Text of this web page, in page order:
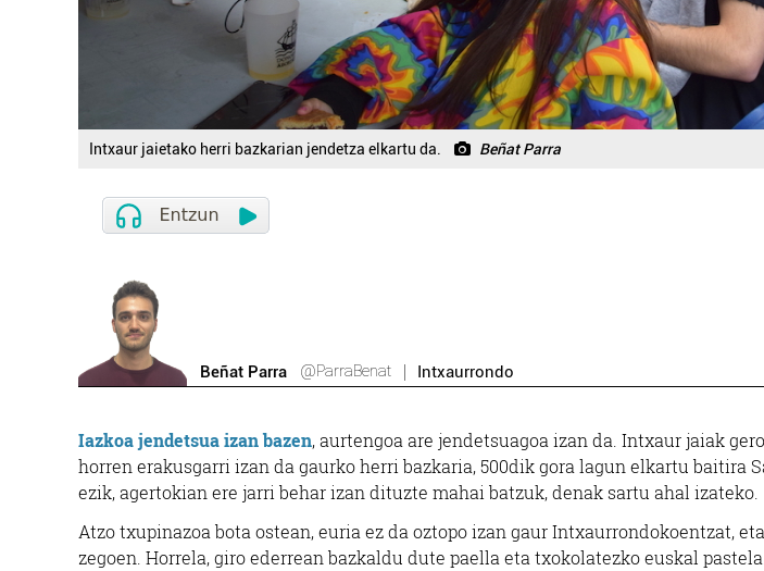
Intxaur jaietako herri bazkarian jendetza elkartu da. Beñat Parra
Beñat Parra @ParraBenat Intxaurrondo
Iazkoa jendetsua izan bazen, aurtengoa are jendetsuagoa izan da. Intxaur jaiak
horren erakusgarri izan da gaurko herri bazkaria, 500dik gora lagun elkartu baitira
ezik, agertokian ere jarri behar izan dituzte mahai batzuk, denak sartu ahal izateko.
Atzo txupinazoa bota ostean, euria ez da oztopo izan gaur Intxaurrondokoentzat,
zegoen. Horrela, giro ederrean bazkaldu dute paella eta txokolatezko euskal